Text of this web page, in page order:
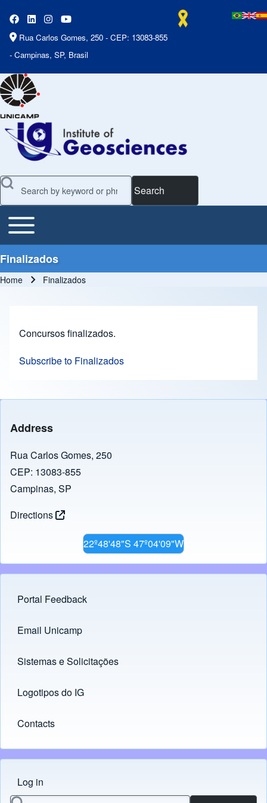
Rua Carlos Gomes, 250 - CEP: 13083-855
- Campinas, SP, Brasil
Search
Main Menu
Toggle main menu
Finalizados
Home Finalizados
Concursos finalizados.
Subscribe to Finalizados
Address
Rua Carlos Gomes, 250
CEP: 13083-855
Campinas, SP
Directions
22º48'48"S 47º04'09"W
Footer menu
Portal Feedback
Links
Email Unicamp
(opens in new tab)
Sistemas e Solicitações
(opens in new tab)
Logotipos do IG
(opens in new tab)
Contacts
Menu do usuário
Log in